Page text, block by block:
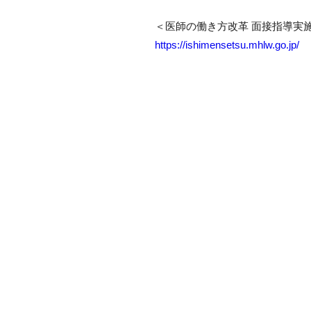
＜医師の働き方改革 面接指導実
https://ishimensetsu.mhlw.go.jp/